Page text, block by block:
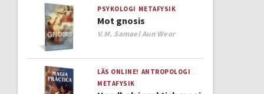
PSYKOLOGI METAFYSIK
Mot gnosis
Author
V.M. Samael Aun Weor
LÄS ONLINE! ANTROPOLOGI
METAFYSIK